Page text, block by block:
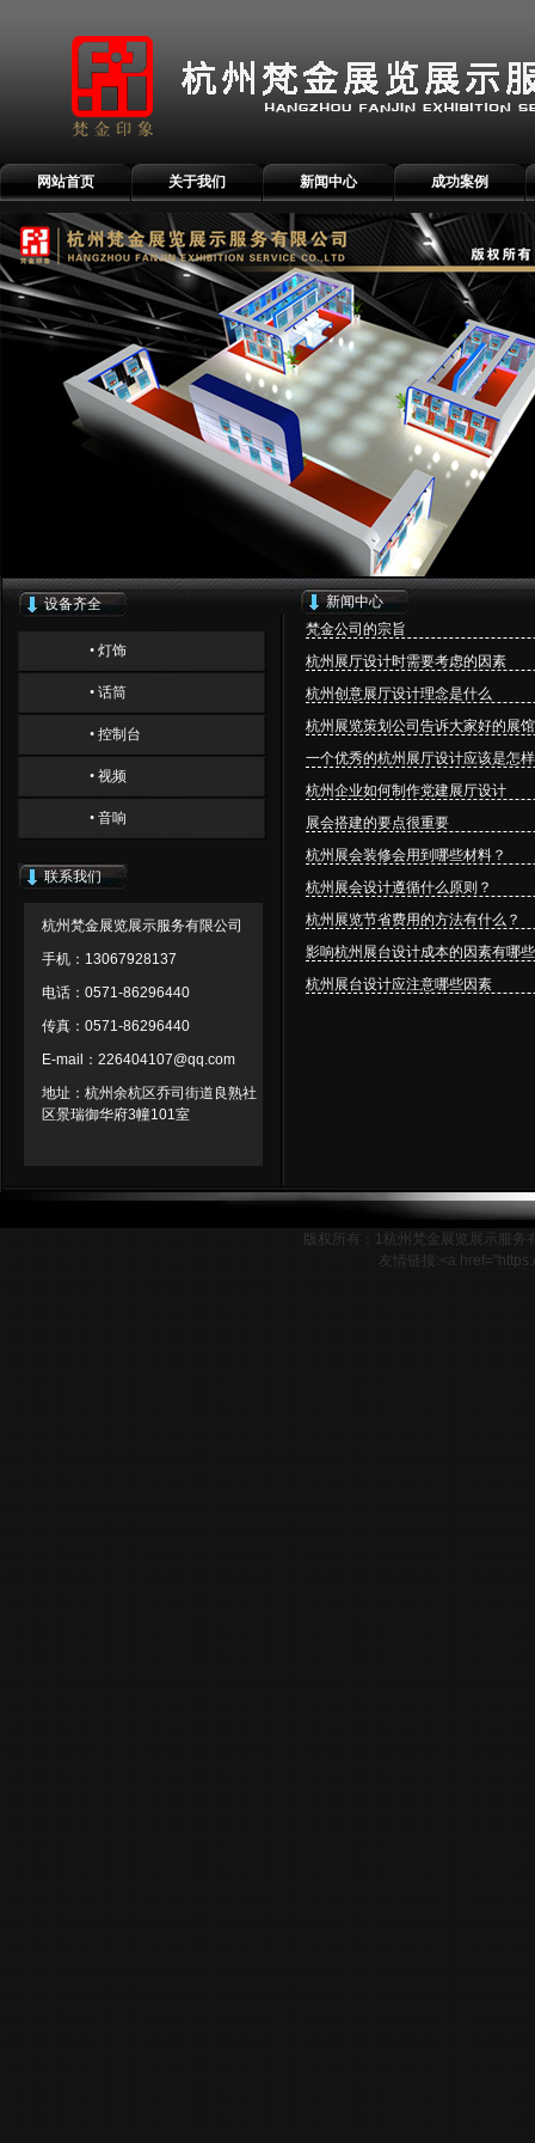
网站首页 关于我们 新闻中心 成功案例
设备齐全
• 灯饰
• 话筒
• 控制台
• 视频
• 音响
联系我们
杭州梵金展览展示服务有限公司
手机：13067928137
电话：0571-86296440
传真：0571-86296440
E-mail：226404107@qq.com
地址：杭州余杭区乔司街道良熟社
区景瑞御华府3幢101室
新闻中心
梵金公司的宗旨
杭州展厅设计时需要考虑的因素
杭州创意展厅设计理念是什么
杭州展览策划公司告诉大家好的展
一个优秀的杭州展厅设计应该是怎
杭州企业如何制作党建展厅设计
展会搭建的要点很重要
杭州展会装修会用到哪些材料？
杭州展会设计遵循什么原则？
杭州展览节省费用的方法有什么？
影响杭州展台设计成本的因素有哪
杭州展台设计应注意哪些因素
版权所有：1杭州梵金展览展示服务
友情链接:<a